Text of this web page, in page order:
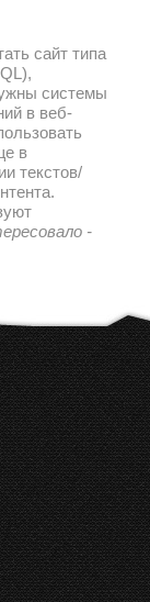
сайт типа
системы
в веб-
в
текстов/
-